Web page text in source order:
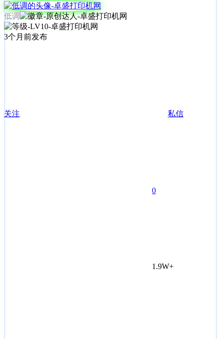
低调
3个月前发布
关注 私信
0
1.9W+